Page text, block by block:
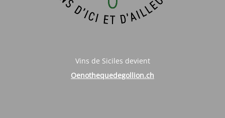
Vins de Siciles devient
Oenothequedegollion.ch